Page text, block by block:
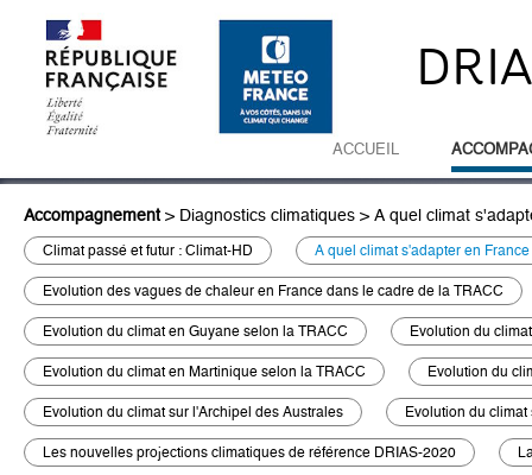
ACCUEIL
Accompagnement> Diagnostics climatiques > A quel climat
Climat passé et futur : Climat-HD A quel climat s'adapter en
Evolution des vagues de chaleur en France dans le cadre de la TRACC
Evolution du climat en Guyane selon la TRACC Evolution du
Evolution du climat en Martinique selon la TRACC Evolution du
Evolution du climat sur l'Archipel des Australes Evolution du
Les nouvelles projections climatiques de référence DRIAS-2020